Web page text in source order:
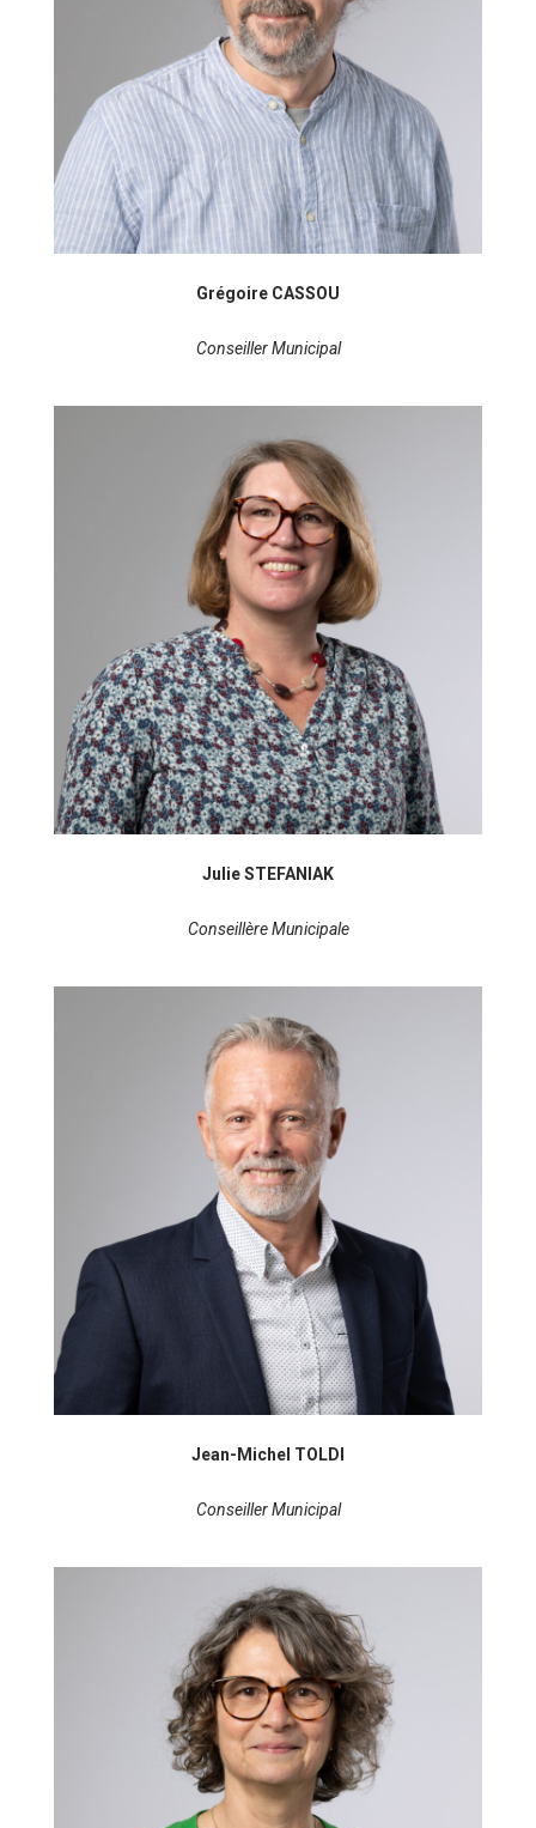
Grégoire CASSOU
Conseiller Municipal
Julie STEFANIAK
Conseillère Municipale
Jean-Michel TOLDI
Conseiller Municipal